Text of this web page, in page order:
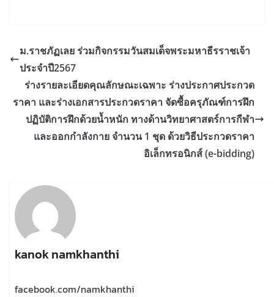
ม.ราชภัฏเลย ร่วมกิจกรรมวันสมเด็จพระมหาธีรราชเจ้า
ประจำปี2567
ร่างรายละเอียดคุณลักษณะเฉพาะ ร่างประกาศประกวด
ราคา และร่างเอกสารประกวดราคา จัดซื้อครุภัณฑ์การฝึก
ปฏิบัติการฝึกด้วยน้ำหนัก ทางด้านวิทยาศาสตร์การกีฬา
และออกกำลังกาย จำนวน 1 ชุด ด้วยวิธีประกวดราคา
อิเล็กทรอนิกส์ (e-bidding)
kanok namkhanthi
facebook.com/namkhanthi